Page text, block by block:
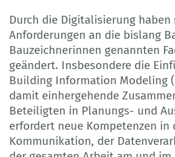
Durch die Digitalisierung haben
Anforderungen an die bislang
Bauzeichnerinnen genannten
geändert. Insbesondere die
Building Information Modeling
damit einhergehende
Beteiligten in Planungs- und
erfordert neue Kompetenzen in
Kommunikation, der